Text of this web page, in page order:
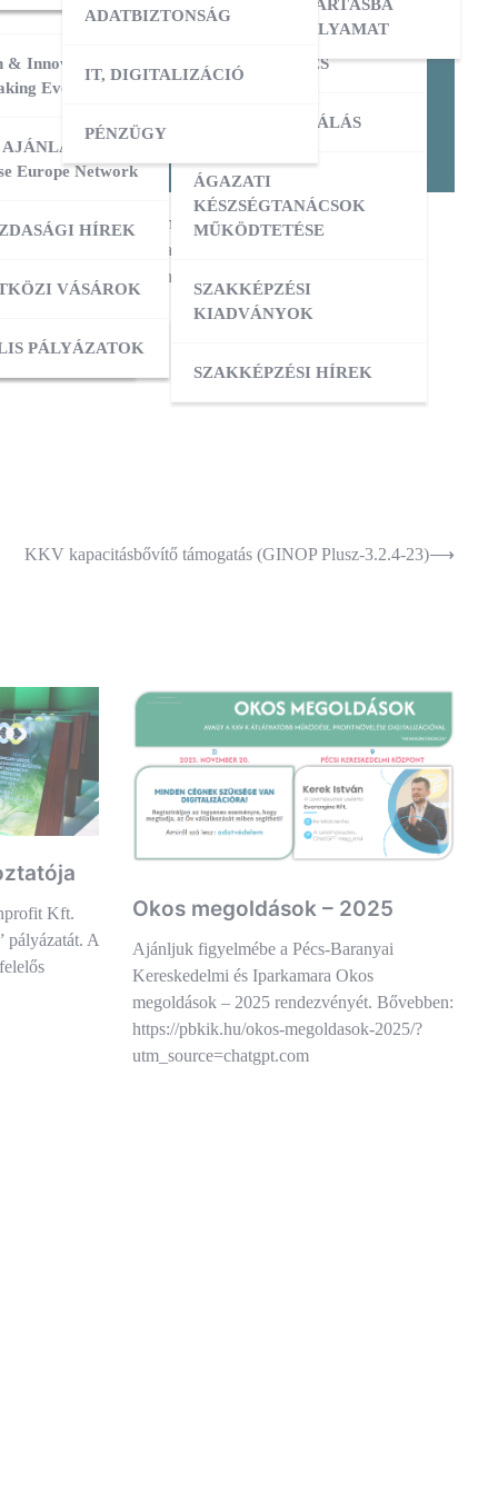
& Innovation
Event 2026
Europe Network
HÍREK
VÁSÁROK
TAGOZATOK
PÁLYÁZATOK
NYILVÁNTARTÁSBA
VÉTELI FOLYAMAT
OKTATÓI KÉPZÉS
MESTERKÉPZÉS
VIZSGADELEGÁLÁS
ÁGAZATI
KÉSZSÉGTANÁCSOK
MŰKÖDTETÉSE
SZAKKÉPZÉSI
KIADVÁNYOK
SZAKKÉPZÉSI HÍREK
ADATBIZTONSÁG
IT, DIGITALIZÁCIÓ
PÉNZÜGY
a fiatal szakembereknek, szakmai középiskolai képzésben
magukat a WorldSkills Hungary nemzeti
versenyszámokban.
KKV kapacitásbővítő támogatás (GINOP Plusz-3.2.4-23)⟶
Kft.
pályázatát. A
Okos megoldások – 2025
Ajánljuk figyelmébe a Pécs-Baranyai
Kereskedelmi és Iparkamara Okos
megoldások – 2025 rendezvényét. Bővebben:
https://pbkik.hu/okos-megoldasok-2025/?
utm_source=chatgpt.com